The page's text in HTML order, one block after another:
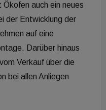
auch ein neues
der Entwicklung der
auf eine
Darüber hinaus
Verkauf über die
bei allen Anliegen